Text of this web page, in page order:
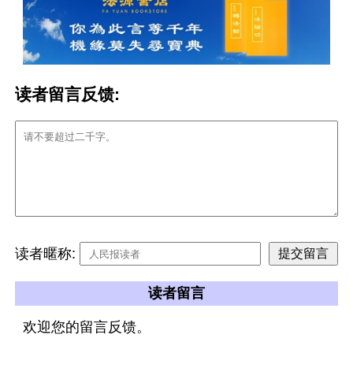
读者留言反馈:
读者暱称:
读者留言
欢迎您的留言反馈。